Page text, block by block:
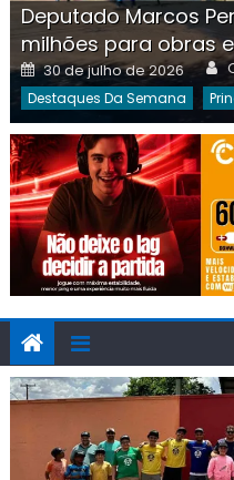
Deputado Marcos
milhões para obras
Posted
on
30 de julho de 2026
Destaques Da Semana